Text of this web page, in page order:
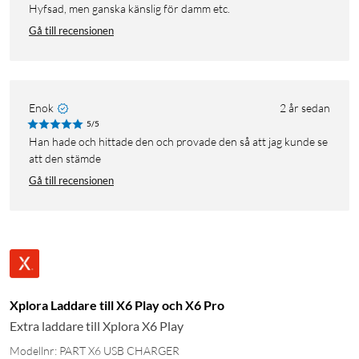
Hyfsad, men ganska känslig för damm etc.
Gå till recensionen
Enok 2 år sedan
5/5
Han hade och hittade den och provade den så att jag kunde se
att den stämde
Gå till recensionen
Xplora Laddare till X6 Play och X6 Pro
Extra laddare till Xplora X6 Play
Modellnr: PART X6 USB CHARGER